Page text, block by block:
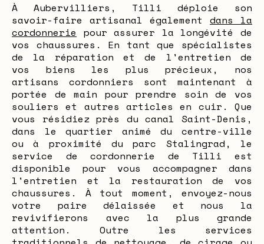
À Aubervilliers, Tilli déploie son
savoir-faire artisanal également dans la
cordonnerie pour assurer la longévité de
vos chaussures. En tant que spécialistes
de la réparation et de l'entretien de
vos biens les plus précieux, nos
artisans cordonniers sont maintenant à
portée de main pour prendre soin de vos
souliers et autres articles en cuir. Que
vous résidiez près du canal Saint-Denis,
dans le quartier animé du centre-ville
ou à proximité du parc Stalingrad, le
service de cordonnerie de Tilli est
disponible pour vous accompagner dans
l'entretien et la restauration de vos
chaussures. À tout moment, envoyez-nous
votre paire délaissée et nous la
revivifierons avec la plus grande
attention. Outre les services